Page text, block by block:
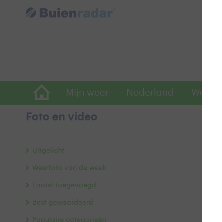
Mijn weer Nederland
Foto en video
Uitgelicht
Weerfoto van de week
Laatst toegevoegd
Best gewaardeerd
Populaire categorieën